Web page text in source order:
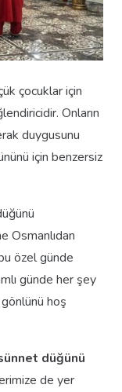
çocuklar için
Onların
duygusunu
için benzersiz
Osmanlıdan
özel günde
günde her şey
hoş
düğünü
de yer